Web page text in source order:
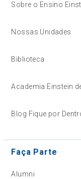
Sobre o Ensino
Nossas Unidades
Biblioteca
Academia Einstein
Blog Fique por
Faça Parte
Alumni